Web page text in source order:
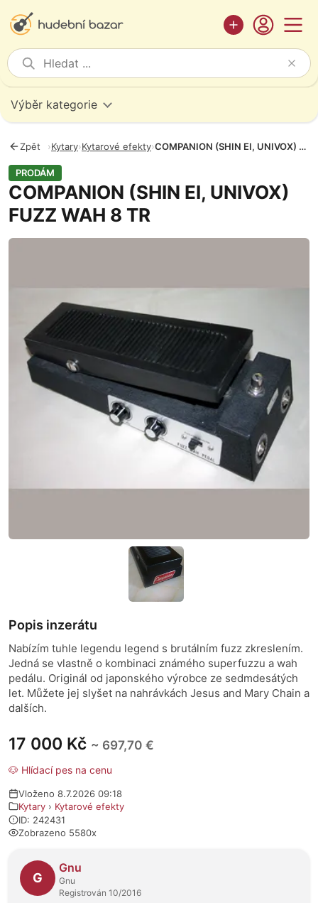
Výběr kategorie
Zpět ›Kytary›Kytarové efekty› COMPANION (SHIN EI, UNIVOX) FUZZ WAH 8 TR
PRODÁM
COMPANION (SHIN EI, UNIVOX)
FUZZ WAH 8 TR
Fotografie
17 000 Kč ~ 697,70 €
🐶 Hlídací pes na cenu
Vloženo 8.7.2026 09:18
Kytary › Kytarové efekty
ID: 242431
Zobrazeno 5580x
O prodejci
G
Gnu
Gnu
Registrován 10/2016
Popis inzerátu
Nabízím tuhle legendu legend s brutálním fuzz zkreslením.
Jedná se vlastně o kombinaci známého superfuzzu a wah
pedálu. Originál od japonského výrobce ze sedmdesátých
let. Můžete jej slyšet na nahrávkách Jesus and Mary Chain a
dalších.